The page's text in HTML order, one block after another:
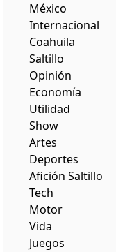
México
Internacional
Coahuila
Saltillo
Opinión
Economía
Utilidad
Show
Artes
Deportes
Afición Saltillo
Tech
Motor
Vida
Juegos